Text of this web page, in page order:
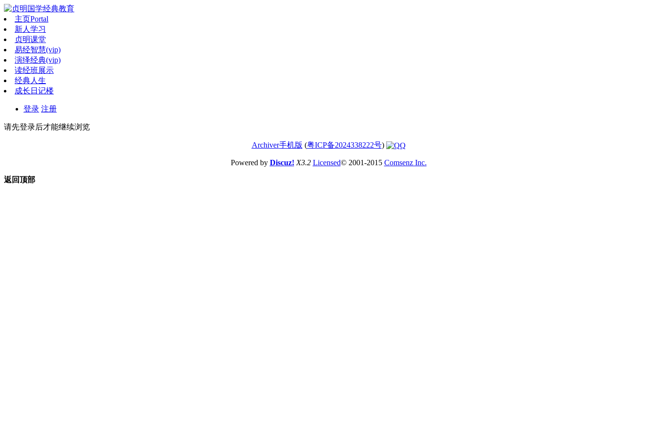
主页Portal
新人学习
贞明课堂
易经智慧(vip)
演绎经典(vip)
读经班展示
经典人生
成长日记楼
登录 注册
请先登录后才能继续浏览
Archiver手机版 (粤ICP备2024338222号)
Powered by Discuz! X3.2 Licensed© 2001-2015 Comsenz Inc.
返回顶部